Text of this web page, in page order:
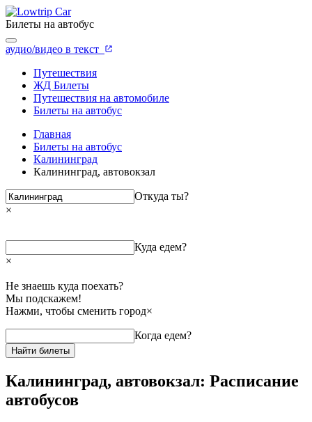
Билеты на автобус
аудио/видео в текст
Путешествия
ЖД Билеты
Путешествия на автомобиле
Билеты на автобус
Главная
Билеты на автобус
Калининград
Калининград, автовокзал
Откуда ты?
×
Куда едем?
×
Не знаешь куда поехать?
Мы подскажем!
Нажми, чтобы сменить город×
Когда едем?
Найти билеты
Калининград, автовокзал: Расписание
автобусов